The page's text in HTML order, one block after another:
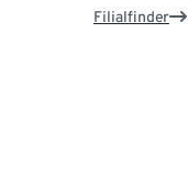
Filialfinder